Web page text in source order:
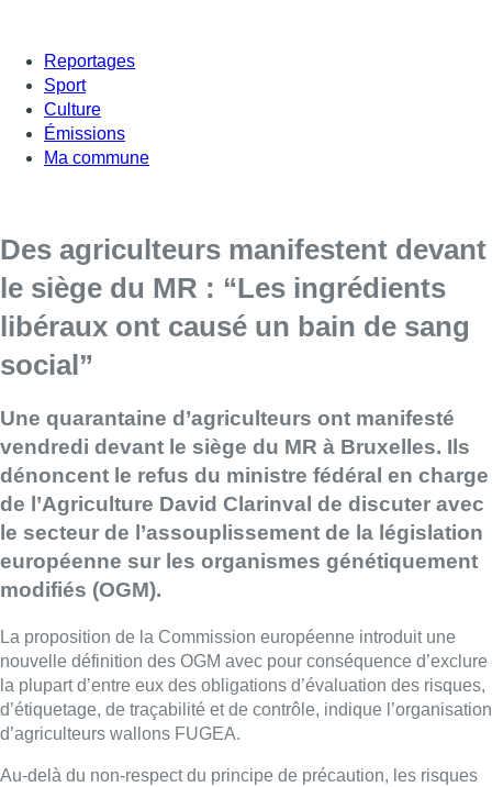
Reportages
Sport
Culture
Émissions
Ma commune
Des agriculteurs manifestent devant
le siège du MR : “Les ingrédients
libéraux ont causé un bain de sang
social”
Une quarantaine d’agriculteurs ont manifesté
vendredi devant le siège du MR à Bruxelles. Ils
dénoncent le refus du ministre fédéral en charge
de l’Agriculture David Clarinval de discuter avec
le secteur de l’assouplissement de la législation
européenne sur les organismes génétiquement
modifiés (OGM).
La proposition de la Commission européenne introduit une
nouvelle définition des OGM avec pour conséquence d’exclure
la plupart d’entre eux des obligations d’évaluation des risques,
d’étiquetage, de traçabilité et de contrôle, indique l’organisation
d’agriculteurs wallons FUGEA.
Au-delà du non-respect du principe de précaution, les risques